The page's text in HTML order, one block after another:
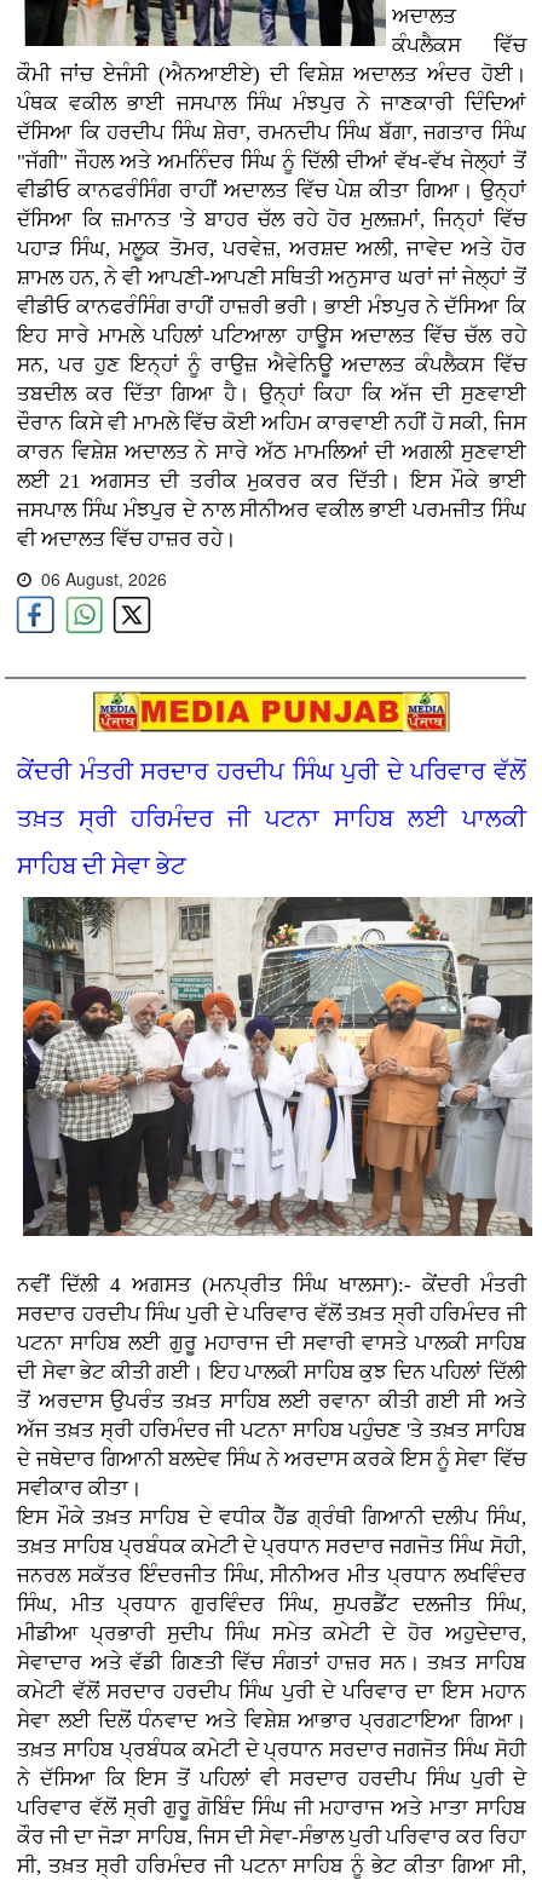
ਅਦਾਲਤ
ਕੰਪਲੈਕਸ ਵਿੱਚ
ਕੌਮੀ ਜਾਂਚ ਏਜੰਸੀ (ਐਨਆਈਏ) ਦੀ ਵਿਸ਼ੇਸ਼ ਅਦਾਲਤ ਅੰਦਰ ਹੋਈ।
ਪੰਥਕ ਵਕੀਲ ਭਾਈ ਜਸਪਾਲ ਸਿੰਘ ਮੰਝਪੁਰ ਨੇ ਜਾਣਕਾਰੀ ਦਿੰਦਿਆਂ
ਦੱਸਿਆ ਕਿ ਹਰਦੀਪ ਸਿੰਘ ਸ਼ੇਰਾ, ਰਮਨਦੀਪ ਸਿੰਘ ਬੱਗਾ, ਜਗਤਾਰ ਸਿੰਘ
"ਜੱਗੀ" ਜੌਹਲ ਅਤੇ ਅਮਨਿੰਦਰ ਸਿੰਘ ਨੂੰ ਦਿੱਲੀ ਦੀਆਂ ਵੱਖ-ਵੱਖ ਜੇਲ੍ਹਾਂ ਤੋਂ
ਵੀਡੀਓ ਕਾਨਫਰੰਸਿੰਗ ਰਾਹੀਂ ਅਦਾਲਤ ਵਿੱਚ ਪੇਸ਼ ਕੀਤਾ ਗਿਆ। ਉਨ੍ਹਾਂ
ਦੱਸਿਆ ਕਿ ਜ਼ਮਾਨਤ 'ਤੇ ਬਾਹਰ ਚੱਲ ਰਹੇ ਹੋਰ ਮੁਲਜ਼ਮਾਂ, ਜਿਨ੍ਹਾਂ ਵਿੱਚ
ਪਹਾੜ ਸਿੰਘ, ਮਲੂਕ ਤੋਮਰ, ਪਰਵੇਜ਼, ਅਰਸ਼ਦ ਅਲੀ, ਜਾਵੇਦ ਅਤੇ ਹੋਰ
ਸ਼ਾਮਲ ਹਨ, ਨੇ ਵੀ ਆਪਣੀ-ਆਪਣੀ ਸਥਿਤੀ ਅਨੁਸਾਰ ਘਰਾਂ ਜਾਂ ਜੇਲ੍ਹਾਂ ਤੋਂ
ਵੀਡੀਓ ਕਾਨਫਰੰਸਿੰਗ ਰਾਹੀਂ ਹਾਜ਼ਰੀ ਭਰੀ। ਭਾਈ ਮੰਝਪੁਰ ਨੇ ਦੱਸਿਆ ਕਿ
ਇਹ ਸਾਰੇ ਮਾਮਲੇ ਪਹਿਲਾਂ ਪਟਿਆਲਾ ਹਾਊਸ ਅਦਾਲਤ ਵਿੱਚ ਚੱਲ ਰਹੇ
ਸਨ, ਪਰ ਹੁਣ ਇਨ੍ਹਾਂ ਨੂੰ ਰਾਉਜ਼ ਐਵੇਨਿਊ ਅਦਾਲਤ ਕੰਪਲੈਕਸ ਵਿੱਚ
ਤਬਦੀਲ ਕਰ ਦਿੱਤਾ ਗਿਆ ਹੈ। ਉਨ੍ਹਾਂ ਕਿਹਾ ਕਿ ਅੱਜ ਦੀ ਸੁਣਵਾਈ
ਦੌਰਾਨ ਕਿਸੇ ਵੀ ਮਾਮਲੇ ਵਿੱਚ ਕੋਈ ਅਹਿਮ ਕਾਰਵਾਈ ਨਹੀਂ ਹੋ ਸਕੀ, ਜਿਸ
ਕਾਰਨ ਵਿਸ਼ੇਸ਼ ਅਦਾਲਤ ਨੇ ਸਾਰੇ ਅੱਠ ਮਾਮਲਿਆਂ ਦੀ ਅਗਲੀ ਸੁਣਵਾਈ
ਲਈ 21 ਅਗਸਤ ਦੀ ਤਰੀਕ ਮੁਕਰਰ ਕਰ ਦਿੱਤੀ। ਇਸ ਮੌਕੇ ਭਾਈ
ਜਸਪਾਲ ਸਿੰਘ ਮੰਝਪੁਰ ਦੇ ਨਾਲ ਸੀਨੀਅਰ ਵਕੀਲ ਭਾਈ ਪਰਮਜੀਤ ਸਿੰਘ
ਵੀ ਅਦਾਲਤ ਵਿੱਚ ਹਾਜ਼ਰ ਰਹੇ।
06 August, 2026
ਕੇਂਦਰੀ ਮੰਤਰੀ ਸਰਦਾਰ ਹਰਦੀਪ ਸਿੰਘ ਪੁਰੀ ਦੇ ਪਰਿਵਾਰ ਵੱਲੋਂ
ਤਖ਼ਤ ਸ੍ਰੀ ਹਰਿਮੰਦਰ ਜੀ ਪਟਨਾ ਸਾਹਿਬ ਲਈ ਪਾਲਕੀ
ਸਾਹਿਬ ਦੀ ਸੇਵਾ ਭੇਟ
ਨਵੀਂ ਦਿੱਲੀ 4 ਅਗਸਤ (ਮਨਪ੍ਰੀਤ ਸਿੰਘ ਖਾਲਸਾ):- ਕੇਂਦਰੀ ਮੰਤਰੀ
ਸਰਦਾਰ ਹਰਦੀਪ ਸਿੰਘ ਪੁਰੀ ਦੇ ਪਰਿਵਾਰ ਵੱਲੋਂ ਤਖ਼ਤ ਸ੍ਰੀ ਹਰਿਮੰਦਰ ਜੀ
ਪਟਨਾ ਸਾਹਿਬ ਲਈ ਗੁਰੂ ਮਹਾਰਾਜ ਦੀ ਸਵਾਰੀ ਵਾਸਤੇ ਪਾਲਕੀ ਸਾਹਿਬ
ਦੀ ਸੇਵਾ ਭੇਟ ਕੀਤੀ ਗਈ। ਇਹ ਪਾਲਕੀ ਸਾਹਿਬ ਕੁਝ ਦਿਨ ਪਹਿਲਾਂ ਦਿੱਲੀ
ਤੋਂ ਅਰਦਾਸ ਉਪਰੰਤ ਤਖ਼ਤ ਸਾਹਿਬ ਲਈ ਰਵਾਨਾ ਕੀਤੀ ਗਈ ਸੀ ਅਤੇ
ਅੱਜ ਤਖ਼ਤ ਸ੍ਰੀ ਹਰਿਮੰਦਰ ਜੀ ਪਟਨਾ ਸਾਹਿਬ ਪਹੁੰਚਣ 'ਤੇ ਤਖ਼ਤ ਸਾਹਿਬ
ਦੇ ਜਥੇਦਾਰ ਗਿਆਨੀ ਬਲਦੇਵ ਸਿੰਘ ਨੇ ਅਰਦਾਸ ਕਰਕੇ ਇਸ ਨੂੰ ਸੇਵਾ ਵਿੱਚ
ਸਵੀਕਾਰ ਕੀਤਾ।
ਇਸ ਮੌਕੇ ਤਖ਼ਤ ਸਾਹਿਬ ਦੇ ਵਧੀਕ ਹੈੱਡ ਗ੍ਰੰਥੀ ਗਿਆਨੀ ਦਲੀਪ ਸਿੰਘ,
ਤਖ਼ਤ ਸਾਹਿਬ ਪ੍ਰਬੰਧਕ ਕਮੇਟੀ ਦੇ ਪ੍ਰਧਾਨ ਸਰਦਾਰ ਜਗਜੋਤ ਸਿੰਘ ਸੋਹੀ,
ਜਨਰਲ ਸਕੱਤਰ ਇੰਦਰਜੀਤ ਸਿੰਘ, ਸੀਨੀਅਰ ਮੀਤ ਪ੍ਰਧਾਨ ਲਖਵਿੰਦਰ
ਸਿੰਘ, ਮੀਤ ਪ੍ਰਧਾਨ ਗੁਰਵਿੰਦਰ ਸਿੰਘ, ਸੁਪਰਡੈਂਟ ਦਲਜੀਤ ਸਿੰਘ,
ਮੀਡੀਆ ਪ੍ਰਭਾਰੀ ਸੁਦੀਪ ਸਿੰਘ ਸਮੇਤ ਕਮੇਟੀ ਦੇ ਹੋਰ ਅਹੁਦੇਦਾਰ,
ਸੇਵਾਦਾਰ ਅਤੇ ਵੱਡੀ ਗਿਣਤੀ ਵਿੱਚ ਸੰਗਤਾਂ ਹਾਜ਼ਰ ਸਨ। ਤਖ਼ਤ ਸਾਹਿਬ
ਕਮੇਟੀ ਵੱਲੋਂ ਸਰਦਾਰ ਹਰਦੀਪ ਸਿੰਘ ਪੁਰੀ ਦੇ ਪਰਿਵਾਰ ਦਾ ਇਸ ਮਹਾਨ
ਸੇਵਾ ਲਈ ਦਿਲੋਂ ਧੰਨਵਾਦ ਅਤੇ ਵਿਸ਼ੇਸ਼ ਆਭਾਰ ਪ੍ਰਗਟਾਇਆ ਗਿਆ।
ਤਖ਼ਤ ਸਾਹਿਬ ਪ੍ਰਬੰਧਕ ਕਮੇਟੀ ਦੇ ਪ੍ਰਧਾਨ ਸਰਦਾਰ ਜਗਜੋਤ ਸਿੰਘ ਸੋਹੀ
ਨੇ ਦੱਸਿਆ ਕਿ ਇਸ ਤੋਂ ਪਹਿਲਾਂ ਵੀ ਸਰਦਾਰ ਹਰਦੀਪ ਸਿੰਘ ਪੁਰੀ ਦੇ
ਪਰਿਵਾਰ ਵੱਲੋਂ ਸ੍ਰੀ ਗੁਰੂ ਗੋਬਿੰਦ ਸਿੰਘ ਜੀ ਮਹਾਰਾਜ ਅਤੇ ਮਾਤਾ ਸਾਹਿਬ
ਕੌਰ ਜੀ ਦਾ ਜੋੜਾ ਸਾਹਿਬ, ਜਿਸ ਦੀ ਸੇਵਾ-ਸੰਭਾਲ ਪੁਰੀ ਪਰਿਵਾਰ ਕਰ ਰਿਹਾ
ਸੀ, ਤਖ਼ਤ ਸ੍ਰੀ ਹਰਿਮੰਦਰ ਜੀ ਪਟਨਾ ਸਾਹਿਬ ਨੂੰ ਭੇਟ ਕੀਤਾ ਗਿਆ ਸੀ,